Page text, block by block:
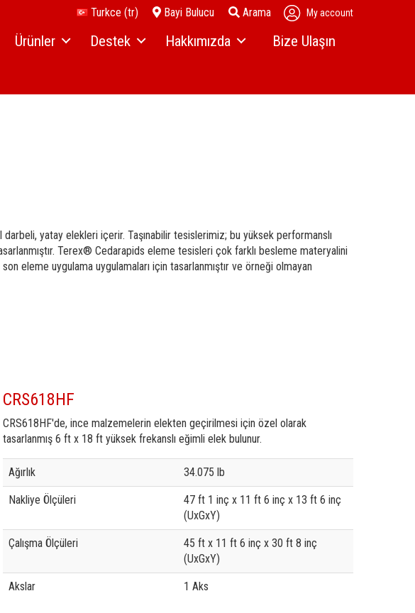
Turkce (tr) Bayi Bulucu Arama My account
Ürünler
Taşınabilir Elek
Tekerlekli Konveyörler
Sabit VSI Kırıcı
Sabit Elek
Paletli Konveyörler
Destek Hakkımızda Bize Ulaşın
yatay elekleri içerir. Taşınabilir tesislerimiz; bu yüksek performanslı
Terex® Cedarapids eleme tesisleri çok farklı besleme materyalini
eleme uygulama uygulamaları için tasarlanmıştır ve örneği olmayan
CRS618HF
CRS618HF'de, ince malzemelerin elekten geçirilmesi için özel olarak
tasarlanmış 6 ft x 18 ft yüksek frekanslı eğimli elek bulunur.
Specification
Ağırlık 34.075 lb
Nakliye Ölçüleri
47 ft 1 inç x 11 ft 6 inç x 13 ft 6 inç
(UxGxY)
Çalışma Ölçüleri
45 ft x 11 ft 6 inç x 30 ft 8 inç
(UxGxY)
Akslar 1 Aks